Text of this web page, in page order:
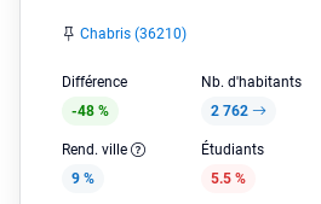
Chabris (36210)
Différence
-48 %
Nb. d'habitants
2 762
Rend. ville
9 %
Étudiants
5.5 %